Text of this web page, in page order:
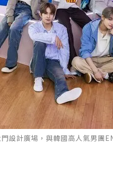
門設計廣場，與韓國高人氣男